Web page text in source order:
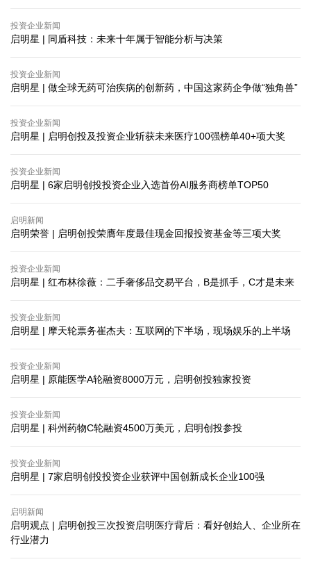
投资企业新闻
启明星 | 同盾科技：未来十年属于智能分析与决策
投资企业新闻
启明星 | 做全球无药可治疾病的创新药，中国这家药企争做“独角兽”
投资企业新闻
启明星 | 启明创投及投资企业斩获未来医疗100强榜单40+项大奖
投资企业新闻
启明星 | 6家启明创投投资企业入选首份AI服务商榜单TOP50
启明新闻
启明荣誉 | 启明创投荣膺年度最佳现金回报投资基金等三项大奖
投资企业新闻
启明星 | 红布林徐薇：二手奢侈品交易平台，B是抓手，C才是未来
投资企业新闻
启明星 | 摩天轮票务崔杰夫：互联网的下半场，现场娱乐的上半场
投资企业新闻
启明星 | 原能医学A轮融资8000万元，启明创投独家投资
投资企业新闻
启明星 | 科州药物C轮融资4500万美元，启明创投参投
投资企业新闻
启明星 | 7家启明创投投资企业获评中国创新成长企业100强
启明新闻
启明观点 | 启明创投三次投资启明医疗背后：看好创始人、企业所在
行业潜力